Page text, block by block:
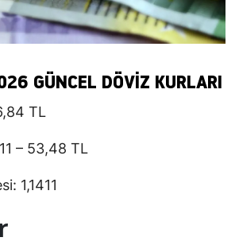
GÜNCEL DÖVİZ KURLARI
TL
– 53,48 TL
1,1411